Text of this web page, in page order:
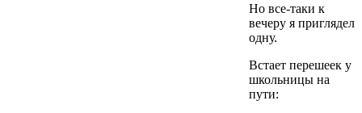
Но все-таки к
вечеру я приглядел
одну.
Встает перешеек у
школьницы на
пути: